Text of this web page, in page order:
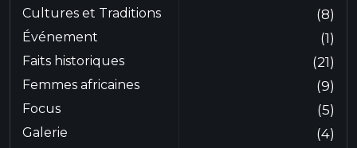
Cultures et Traditions (8)
Événement (1)
Faits historiques (21)
Femmes africaines (9)
Focus (5)
Galerie (4)